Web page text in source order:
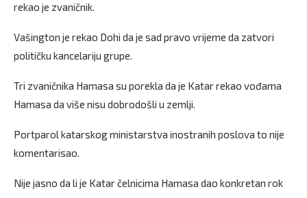
rekao je zvaničnik.
Vašington je rekao Dohi da je sad pravo vrijeme da zatvori
političku kancelariju grupe.
Tri zvaničnika Hamasa su porekla da je Katar rekao vođama
Hamasa da više nisu dobrodošli u zemlji.
Portparol katarskog ministarstva inostranih poslova to nije
komentarisao.
Nije jasno da li je Katar čelnicima Hamasa dao konkretan rok